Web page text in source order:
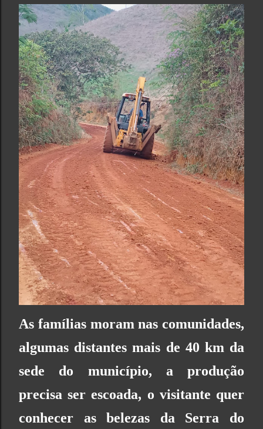
As famílias moram nas comunidades,
algumas distantes mais de 40 km da
sede do município, a produção
precisa ser escoada, o visitante quer
conhecer as belezas da Serra do